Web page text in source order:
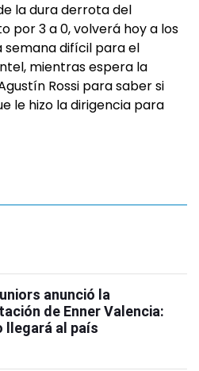
la dura derrota del
por 3 a 0, volverá hoy a los
difícil para el
mientras espera la
Rossi para saber si
le hizo la dirigencia para
anunció la
de Enner Valencia:
llegará al país